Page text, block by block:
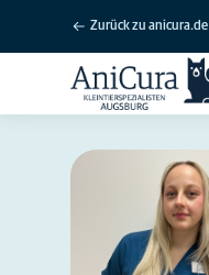
Zurück zu anicura.de